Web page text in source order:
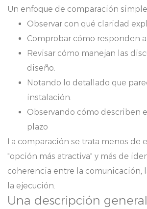
Un enfoque de comparación
Observar con qué claridad
Comprobar cómo responden
Revisar cómo manejan las
diseño.
Notando lo detallado que
instalación.
Observando cómo describen
plazo
La comparación se trata menos de
"opción más atractiva" y más de
coherencia entre la comunicación,
la ejecución.
Una descripción